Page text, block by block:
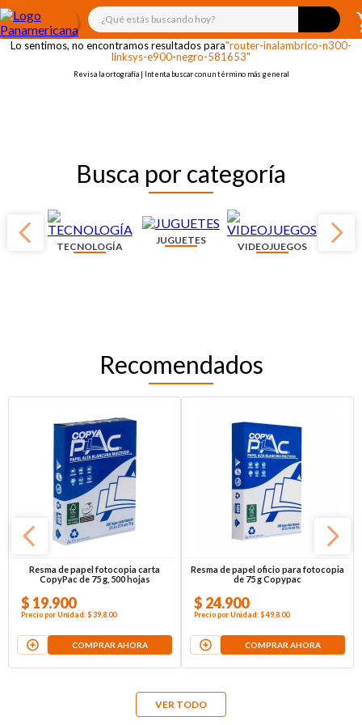
¿Qué estás buscando hoy?
¡OOPS!
Lo sentimos, no encontramos resultados para"router-inalambrico-n300-
linksys-e900-negro-581653"
Revisa la ortografía | Intenta buscar con un término más general
Busca por categoría
TECNOLOGÍA
JUGUETES
VIDEOJUEGOS
Recomendados
Resma de papel fotocopia carta
CopyPac de 75 g, 500 hojas
$ 19.900
Precio porUnidad:$ 39,8.00
COMPRAR AHORA
Resma de papel oficio para fotocopia
de 75 g Copypac
$ 24.900
Precio porUnidad:$ 49,8.00
COMPRAR AHORA
VER TODO